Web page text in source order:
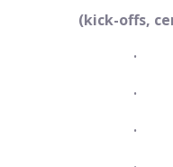
(kick-offs,
•
•
•